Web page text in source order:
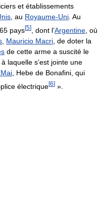
et établissements
, au Royaume-Uni. Au
65 pays[5] , dont l’Argentine , où
Mauricio Macri , de doter la
de cette arme a suscité le
laquelle s’est jointe une
, Hebe de Bonafini, qui
électrique[6] ».